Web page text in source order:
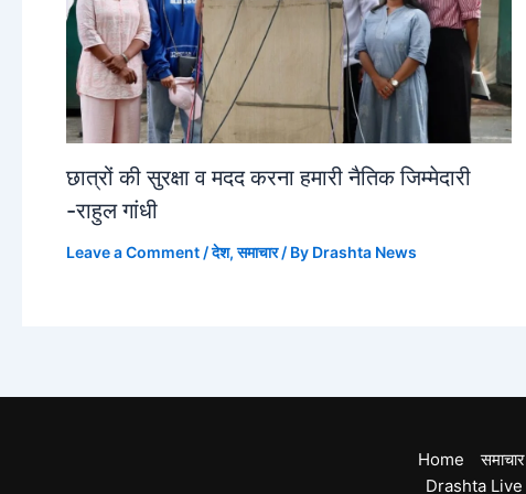
छात्रों की सुरक्षा व मदद करना हमारी नैतिक जिम्मेदारी
-राहुल गांधी
Leave a Comment /देश,समाचार/ By Drashta News
Home समाचार
Drashta Live